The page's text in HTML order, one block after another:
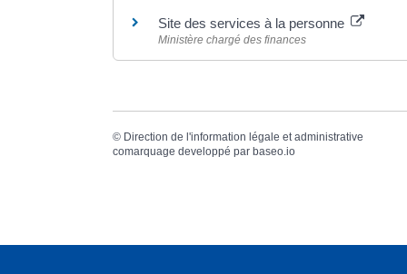
Site des services à la personne
Ministère chargé des finances
© Direction de l'information légale et administrative
comarquage developpé par baseo.io